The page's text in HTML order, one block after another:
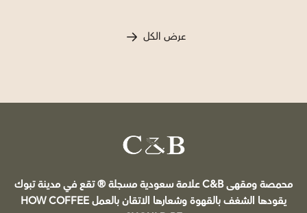
عرض الكل
محمصة ومقهى C&B علامة سعودية مسجلة ®️ تقع في مدينة تبوك
يقودها الشغف بالقهوة وشعارها الاتقان بالعمل HOW COFFEE